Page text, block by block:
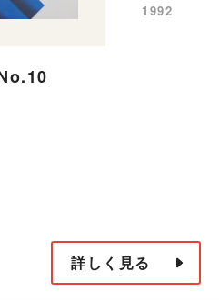
1992
詳しく見る